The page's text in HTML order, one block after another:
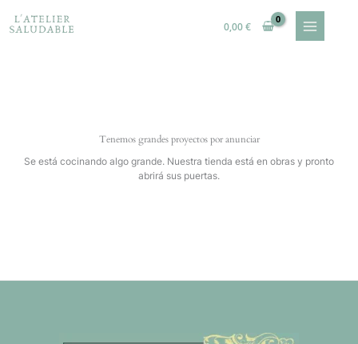
contenido
0,00€
Tenemos grandes proyectos por anunciar
Se está cocinando algo grande. Nuestra tienda está en obras y pronto
abrirá sus puertas.